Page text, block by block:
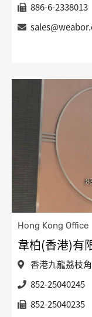
886-6-2338013
Hong Kong Office
韋柏(香港)有
香港九龍荔枝
852-25040245
852-25040235